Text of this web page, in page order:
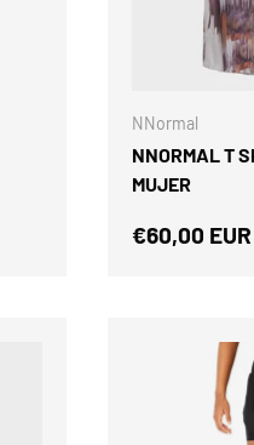
NNormal
NNORMAL T
MUJER
Precio
€60,00 EUR